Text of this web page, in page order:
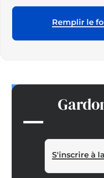
Remplir le
S'inscrire à